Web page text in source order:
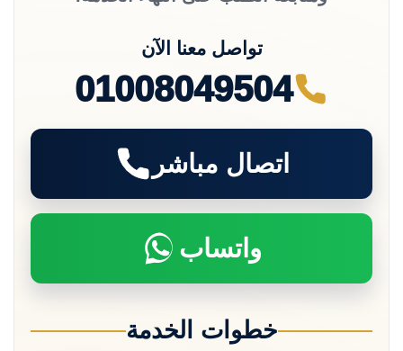
تواصل معنا الآن
01008049504
اتصال مباشر
واتساب
خطوات الخدمة